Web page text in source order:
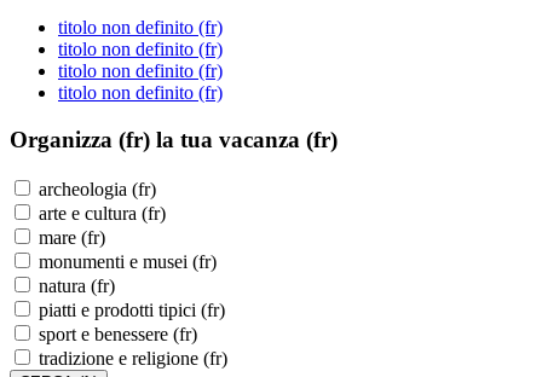
titolo non definito (fr)
titolo non definito (fr)
titolo non definito (fr)
titolo non definito (fr)
Organizza (fr) la tua vacanza (fr)
archeologia (fr)
arte e cultura (fr)
mare (fr)
monumenti e musei (fr)
natura (fr)
piatti e prodotti tipici (fr)
sport e benessere (fr)
tradizione e religione (fr)